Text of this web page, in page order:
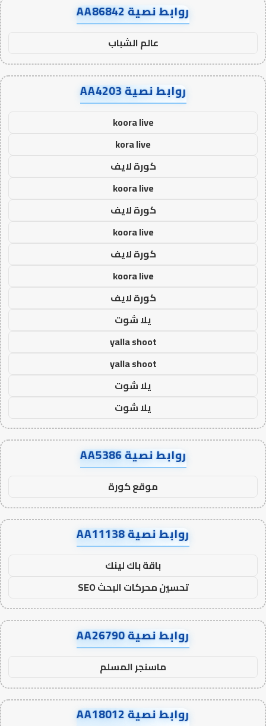
روابط نصية AA86842
عالم الشباب
روابط نصية AA4203
koora live
kora live
كورة لايف
koora live
كورة لايف
koora live
كورة لايف
koora live
كورة لايف
يلا شوت
yalla shoot
yalla shoot
يلا شوت
يلا شوت
روابط نصية AA5386
موقع كورة
روابط نصية AA11138
باقة باك لينك
تحسين محركات البحث SEO
روابط نصية AA26790
ماسنجر المسلم
روابط نصية AA18012